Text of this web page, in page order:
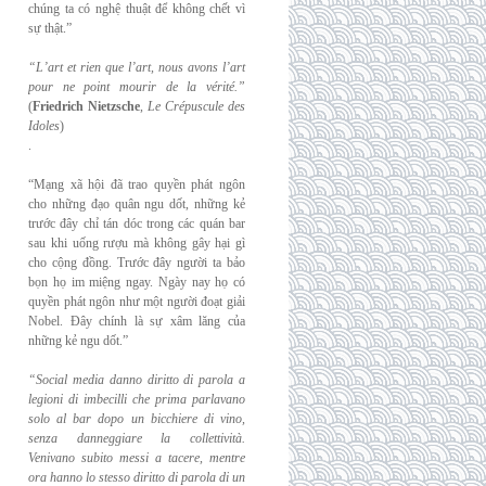
chúng ta có nghệ thuật để không chết vì
sự thật.”
“L’art et rien que l’art, nous avons l’art
pour ne point mourir de la vérité.”
(Friedrich Nietzsche, Le Crépuscule des
Idoles)
.
“Mạng xã hội đã trao quyền phát ngôn
cho những đạo quân ngu dốt, những kẻ
trước đây chỉ tán dóc trong các quán bar
sau khi uống rượu mà không gây hại gì
cho cộng đồng. Trước đây người ta bảo
bọn họ im miệng ngay. Ngày nay họ có
quyền phát ngôn như một người đoạt giải
Nobel. Đây chính là sự xâm lăng của
những kẻ ngu dốt.”
“Social media danno diritto di parola a
legioni di imbecilli che prima parlavano
solo albar dopo un bicchiere di vino,
senza danneggiare la collettività.
Venivano subito messi a tacere, mentre
ora hanno lo stesso diritto di parola di un